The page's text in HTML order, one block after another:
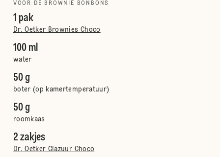
VOOR DE BROWNIE BONBONS
1 pak
Dr. Oetker Brownies Choco
100 ml
water
50 g
boter (op kamertemperatuur)
50 g
roomkaas
2 zakjes
Dr. Oetker Glazuur Choco